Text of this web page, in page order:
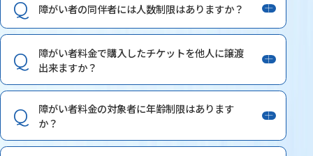
障がい者の同伴者には人数制限はありますか？
障がい者料金で購入したチケットを他人に譲渡
出来ますか？
障がい者料金の対象者に年齢制限はあります
か？